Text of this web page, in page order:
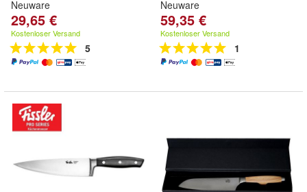
Neuware
29,65 €
Kostenloser Versand
5
Neuware
59,35 €
Kostenloser Versand
1